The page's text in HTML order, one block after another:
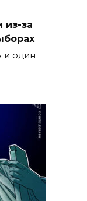
из-за
и один